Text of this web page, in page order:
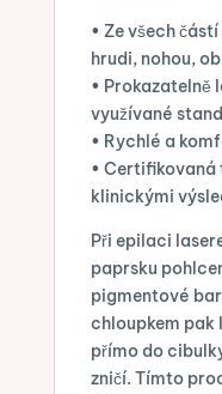
• Ze všech
hrudi, nohou,
• Prokazatelně
využívané
• Rychlé a
• Certifikovaná
klinickými
Při epilaci
paprsku
pigmentové
chloupkem pak
přímo do
zničí. Tímto